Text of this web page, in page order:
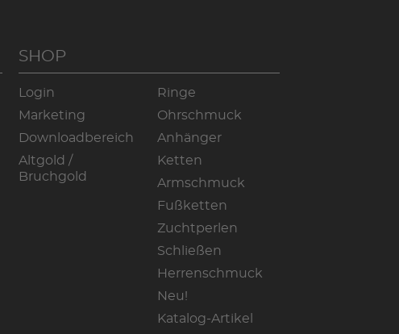
SHOP
Login
Marketing
Downloadbereich
Altgold /
Bruchgold
Ringe
Ohrschmuck
Anhänger
Ketten
Armschmuck
Fußketten
Zuchtperlen
Schließen
Herrenschmuck
Neu!
Katalog-Artikel